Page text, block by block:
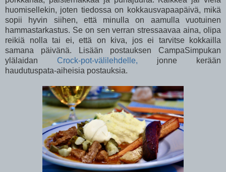
huomisellekin, joten tiedossa on kokkausvapaapäivä, mikä
sopii hyvin siihen, että minulla on aamulla vuotuinen
hammastarkastus. Se on sen verran stressaavaa aina, olipa
reikiä nolla tai ei, että on kiva, jos ei tarvitse kokkailla
samana päivänä. Lisään postauksen CampaSimpukan
ylälaidan Crock-pot-välilehdelle, jonne kerään
haudutuspata-aiheisia postauksia.